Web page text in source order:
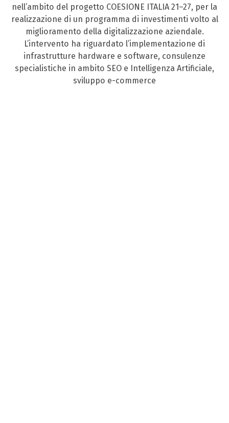
nell’ambito del progetto COESIONE ITALIA 21–27, per la
realizzazione di un programma di investimenti volto al
miglioramento della digitalizzazione aziendale.
L’intervento ha riguardato l’implementazione di
infrastrutture hardware e software, consulenze
specialistiche in ambito SEO e Intelligenza Artificiale,
sviluppo e-commerce